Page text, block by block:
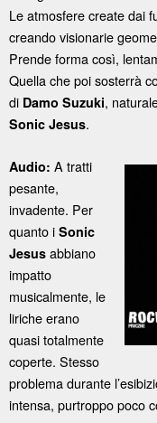
Le atmosfere create dai
creando visionarie
Prende forma così,
Quella che poi sosterrà
di Damo Suzuki,
Sonic Jesus.
Audio: A tratti
pesante,
invadente. Per
quanto i Sonic
Jesus abbiano
impatto
musicalmente, le
liriche erano
quasi totalmente
coperte. Stesso
problema durante
intensa, purtroppo poco